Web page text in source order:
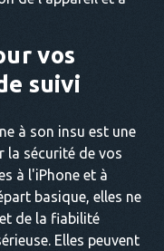
vos
suivi
à son insu est une
la sécurité de vos
à l'iPhone et à
basique, elles ne
de la fiabilité
Elles peuvent